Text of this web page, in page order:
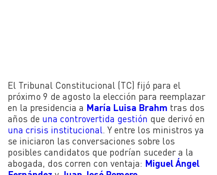
El Tribunal Constitucional (TC) fijó para el
próximo 9 de agosto la elección para reemplazar
en la presidencia a María Luisa Brahm tras dos
años de una controvertida gestión que derivó en
una crisis institucional . Y entre los ministros ya
se iniciaron las conversaciones sobre los
posibles candidatos que podrían suceder a la
abogada, dos corren con ventaja: Miguel Ángel